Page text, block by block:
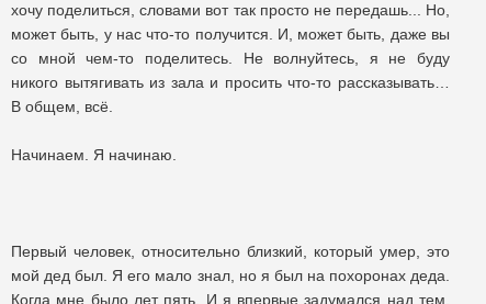
хочу поделиться, словами вот так просто не передашь... Но,
может быть, у нас что-то получится. И, может быть, даже вы
со мной чем-то поделитесь. Не волнуйтесь, я не буду
никого вытягивать из зала и просить что-то рассказывать…
В общем, всё.
Начинаем. Я начинаю.
Первый человек, относительно близкий, который умер, это
мой дед был. Я его мало знал, но я был на похоронах деда.
Когда мне было лет пять. И я впервые задумался над тем,